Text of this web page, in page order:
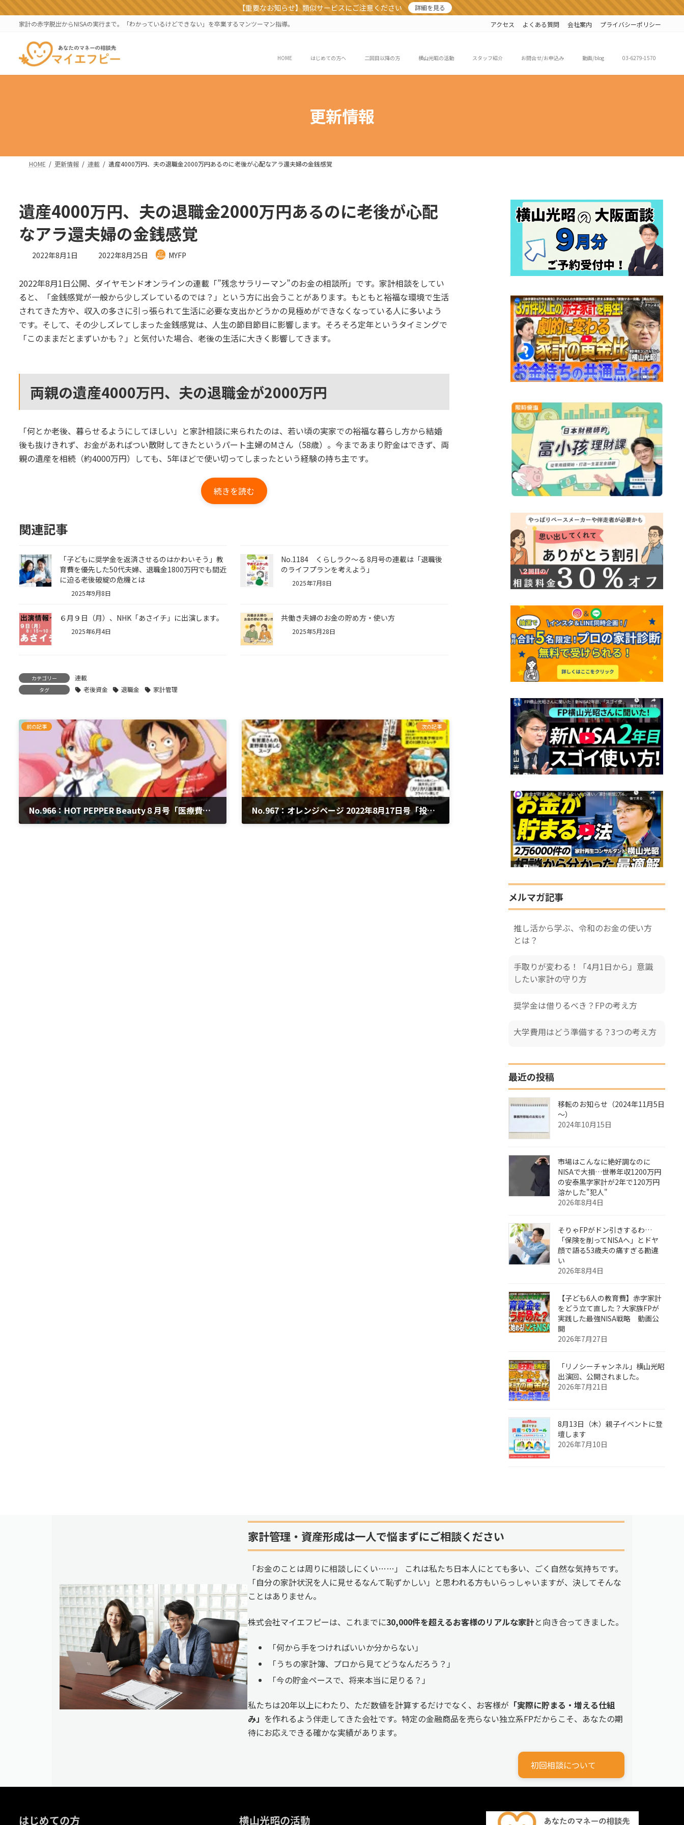
ン
ス
ビ
ン
【重要なお知らせ】類似サービスにご注意ください
詳細を見る
家計の赤字脱出からNISAの実行まで。「わかっているけどできない」を卒業するマンツーマン指導。
アクセス よくある質問 会社案内 プライバシーポリシー
HOME はじめての方へ 二回目以降の方 横山光昭の活動 スタッフ紹介 お問合せ/お申込み 動画/blog 03-6279-1570
更新情報
HOME 更新情報 連載 遺産4000万円、夫の退職金2000万円あるのに老後が心配なアラ還夫婦の金銭感覚
遺産4000万円、夫の退職金2000万円あるのに老後が心配
なアラ還夫婦の金銭感覚
2022年8月1日
最
新
日
時
:
2022年8月25日 MYFP
2022年8月1日公開、ダイヤモンドオンラインの連載「”残念サラリーマン”のお金の相談所」です。家計相談をしてい
ると、「金銭感覚が一般から少しズレているのでは？」という方に出会うことがあります。もともと裕福な環境で生活
されてきた方や、収入の多さに引っ張られて生活に必要な支出かどうかの見極めができなくなっている人に多いよう
です。そして、その少しズレてしまった金銭感覚は、人生の節目節目に影響します。そろそろ定年というタイミングで
「このままだとまずいかも？」と気付いた場合、老後の生活に大きく影響してきます。
両親の遺産4000万円、夫の退職金が2000万円
「何とか老後、暮らせるようにしてほしい」と家計相談に来られたのは、若い頃の実家での裕福な暮らし方から結婚
後も抜けきれず、お金があればつい散財してきたというパート主婦のMさん（58歳）。今まであまり貯金はできず、両
親の遺産を相続（約4000万円）しても、5年ほどで使い切ってしまったという経験の持ち主です。
続きを読む
関連記事
「子どもに奨学金を返済させるのはかわいそう」教
育費を優先した50代夫婦、退職金1800万円でも間近
に迫る老後破綻の危機とは
2025年9月8日
No.1184 くらしラク～る 8月号の連載は「退職後
のライフプランを考えよう」
2025年7月8日
６月９日（月）、NHK「あさイチ」に出演します。
2025年6月4日
共働き夫婦のお金の貯め方・使い方
2025年5月28日
カテゴリー 連載
タグ 老後資金 退職金 家計管理
前の記事
No.966：HOT PEPPER Beauty８月号「医療費控除ってどうすればいいの？」
次の記事
No.967：オレンジページ 2022年8月17日号「投資のこと教えてください！」
メルマガ記事
推し活から学ぶ、令和のお金の使い方
とは？
手取りが変わる！「4月1日から」意識
したい家計の守り方
奨学金は借りるべき？FPの考え方
大学費用はどう準備する？3つの考え方
最近の投稿
移転のお知らせ（2024年11月5日
～）
2024年10月15日
市場はこんなに絶好調なのに
NISAで大損…世帯年収1200万円
の安泰黒字家計が2年で120万円
溶かした"犯人"
2026年8月4日
そりゃFPがドン引きするわ…
「保険を削ってNISAへ」とドヤ
顔で語る53歳夫の痛すぎる勘違
い
2026年8月4日
【子ども6人の教育費】赤字家計
をどう立て直した？大家族FPが
実践した最強NISA戦略 動画公
開
2026年7月27日
「リノシーチャンネル」横山光昭
出演回、公開されました。
2026年7月21日
8月13日（木）親子イベントに登
壇します
2026年7月10日
家計管理・資産形成は一人で悩まずにご相談ください
「お金のことは周りに相談しにくい……」 これは私たち日本人にとても多い、ごく自然な気持ちです。
「自分の家計状況を人に見せるなんて恥ずかしい」と思われる方もいらっしゃいますが、決してそんな
ことはありません。
株式会社マイエフピーは、これまでに30,000件を超えるお客様のリアルな家計と向き合ってきました。
「何から手をつければいいか分からない」
「うちの家計簿、プロから見てどうなんだろう？」
「今の貯金ペースで、将来本当に足りる？」
私たちは20年以上にわたり、ただ数値を計算するだけでなく、お客様が 「実際に貯まる・増える仕組
み」 を作れるよう伴走してきた会社です。特定の金融商品を売らない独立系FPだからこそ、あなたの期
待にお応えできる確かな実績があります。
初回相談について
はじめての方 横山光昭の活動